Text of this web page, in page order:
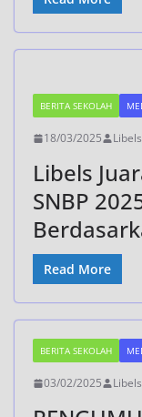
BERITA SEKOLAH
18/03/2025
Libels
SNBP
Read More
BERITA SEKOLAH
03/02/2025